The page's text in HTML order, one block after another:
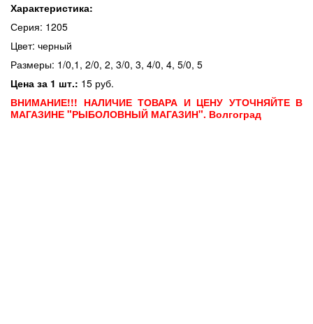
Характеристика:
Серия: 1205
Цвет: черный
Размеры: 1/0,1, 2/0, 2, 3/0, 3, 4/0, 4, 5/0, 5
Цена за 1 шт.: 15 руб.
ВНИМАНИЕ!!! НАЛИЧИЕ ТОВАРА И ЦЕНУ УТОЧНЯЙТЕ В
МАГАЗИНЕ "РЫБОЛОВНЫЙ МАГАЗИН". Волгоград